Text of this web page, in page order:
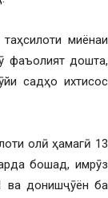
миёнаи
фаъолият дошта,
садҳо ихтисос
олӣ ҳамагӣ 13
бошад, имрӯз
ва донишҷӯён ба